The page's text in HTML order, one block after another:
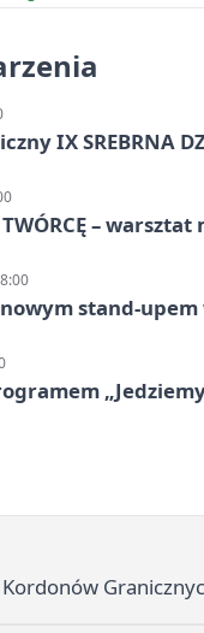
IX SREBRNA
–
nowym stand-